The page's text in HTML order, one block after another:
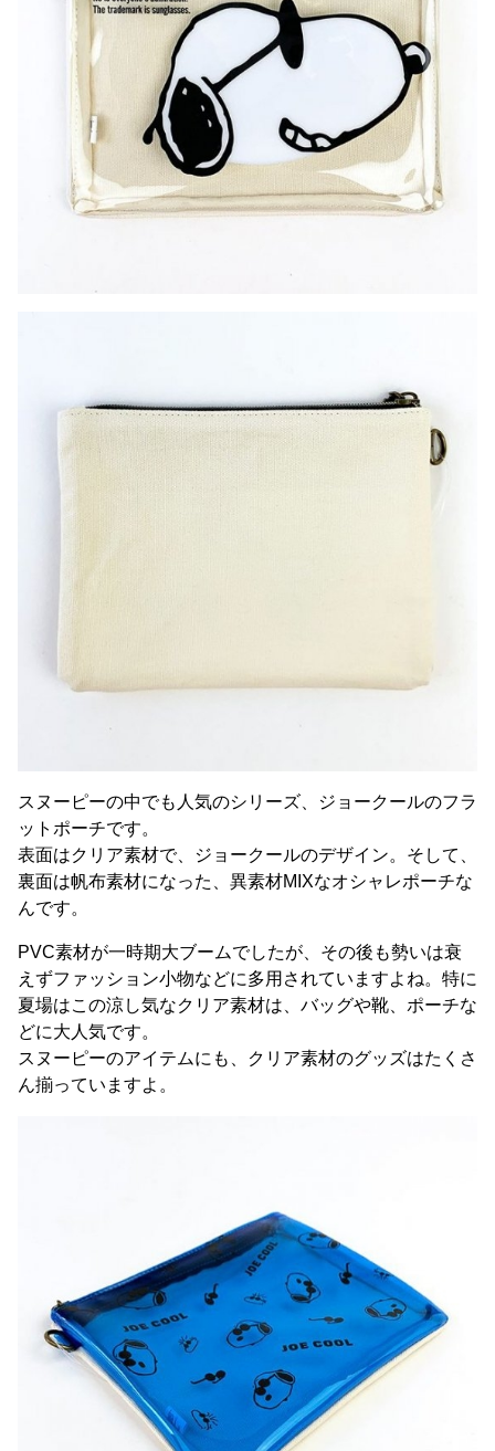
スヌーピーの中でも人気のシリーズ、ジョークールのフラ
ットポーチです。
表面はクリア素材で、ジョークールのデザイン。そして、
裏面は帆布素材になった、異素材MIXなオシャレポーチな
んです。
PVC素材が一時期大ブームでしたが、その後も勢いは衰
えずファッション小物などに多用されていますよね。特に
夏場はこの涼し気なクリア素材は、バッグや靴、ポーチな
どに大人気です。
スヌーピーのアイテムにも、クリア素材のグッズはたくさ
ん揃っていますよ。